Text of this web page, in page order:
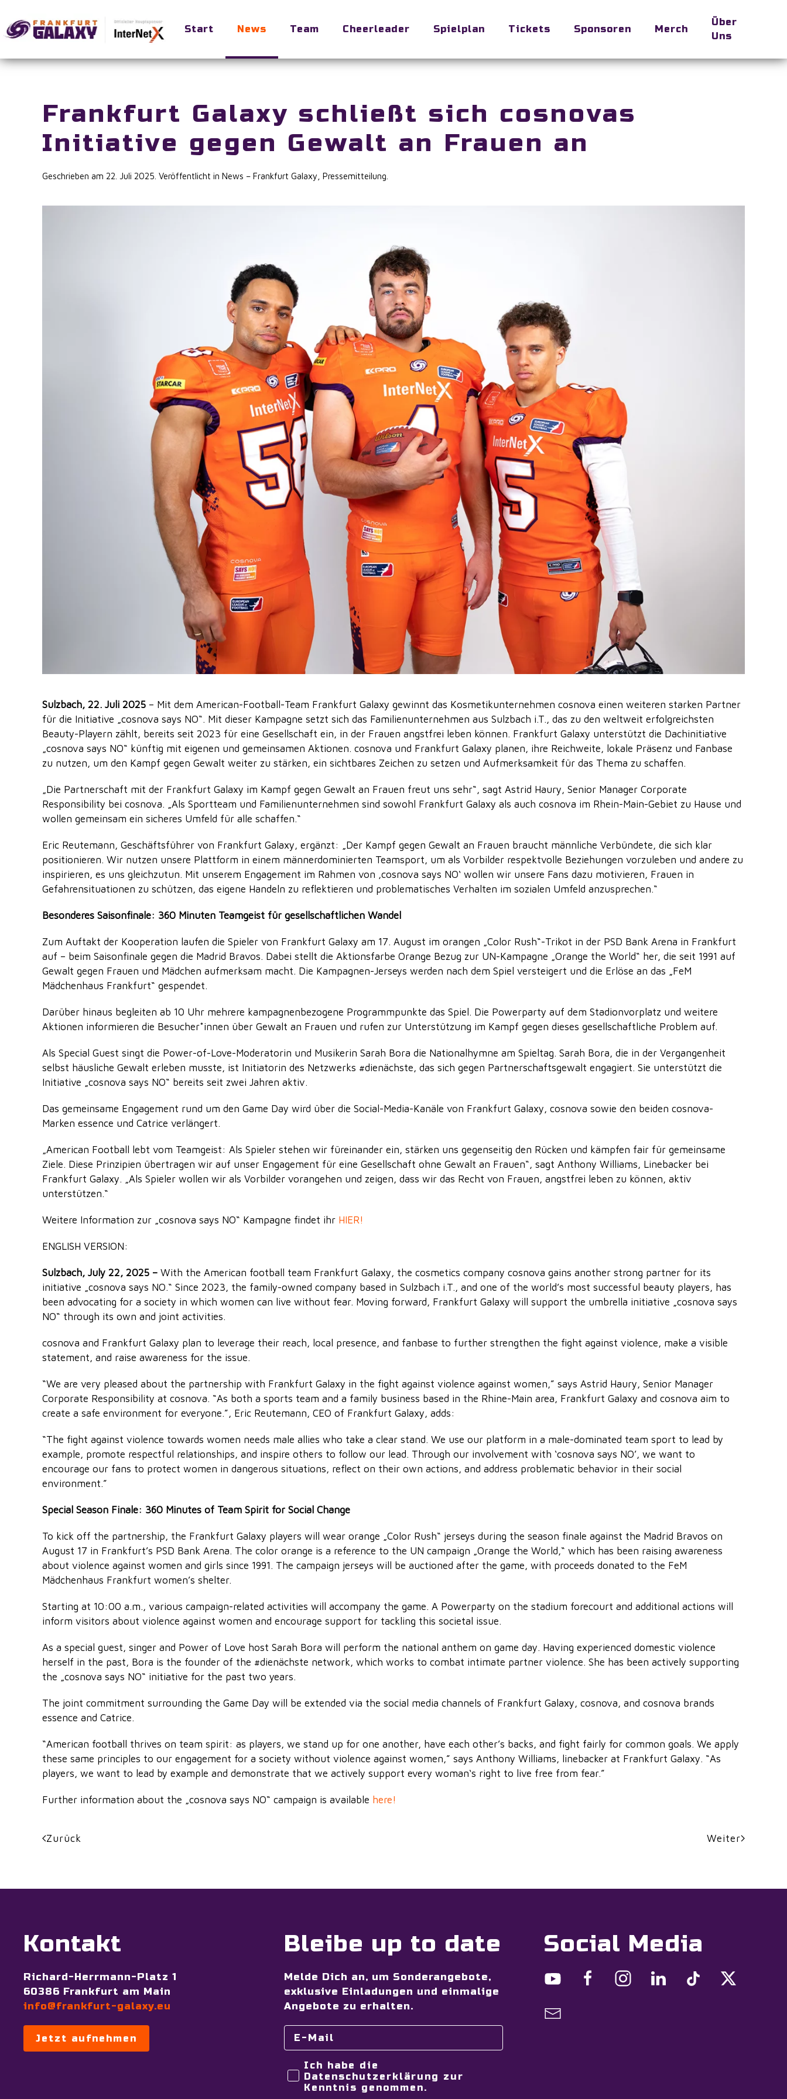
Skip to main content Start News Team Cheerleader Spielplan Tickets Sponsoren Merch
Über
Uns
Frankfurt Galaxy schließt sich cosnovas
Initiative gegen Gewalt an Frauen an
Geschrieben am 22. Juli 2025 . Veröffentlicht in News – Frankfurt Galaxy Pressemitteilung
Sulzbach, 22. Juli 2025 – Mit dem American-Football-Team Frankfurt Galaxy gewinnt das Kosmetikunternehmen cosnova einen weiteren starken Partner
für die Initiative „cosnova says NO“. Mit dieser Kampagne setzt sich das Familienunternehmen aus Sulzbach i.T., das zu den weltweit erfolgreichsten
Beauty-Playern zählt, bereits seit 2023 für eine Gesellschaft ein, in der Frauen angstfrei leben können. Frankfurt Galaxy unterstützt die Dachinitiative
„cosnova says NO“ künftig mit eigenen und gemeinsamen Aktionen. cosnova und Frankfurt Galaxy planen, ihre Reichweite, lokale Präsenz und Fanbase
zu nutzen, um den Kampf gegen Gewalt weiter zu stärken, ein sichtbares Zeichen zu setzen und Aufmerksamkeit für das Thema zu schaffen.
„Die Partnerschaft mit der Frankfurt Galaxy im Kampf gegen Gewalt an Frauen freut uns sehr“, sagt Astrid Haury, Senior Manager Corporate
Responsibility bei cosnova. „Als Sportteam und Familienunternehmen sind sowohl Frankfurt Galaxy als auch cosnova im Rhein-Main-Gebiet zu Hause und
wollen gemeinsam ein sicheres Umfeld für alle schaffen.“
Eric Reutemann, Geschäftsführer von Frankfurt Galaxy, ergänzt: „Der Kampf gegen Gewalt an Frauen braucht männliche Verbündete, die sich klar
positionieren. Wir nutzen unsere Plattform in einem männerdominierten Teamsport, um als Vorbilder respektvolle Beziehungen vorzuleben und andere zu
inspirieren, es uns gleichzutun. Mit unserem Engagement im Rahmen von ‚cosnova says NO‘ wollen wir unsere Fans dazu motivieren, Frauen in
Gefahrensituationen zu schützen, das eigene Handeln zu reflektieren und problematisches Verhalten im sozialen Umfeld anzusprechen.“
Besonderes Saisonfinale: 360 Minuten Teamgeist für gesellschaftlichen Wandel
Zum Auftakt der Kooperation laufen die Spieler von Frankfurt Galaxy am 17. August im orangen „Color Rush“-Trikot in der PSD Bank Arena in Frankfurt
auf – beim Saisonfinale gegen die Madrid Bravos. Dabei stellt die Aktionsfarbe Orange Bezug zur UN-Kampagne „Orange the World“ her, die seit 1991 auf
Gewalt gegen Frauen und Mädchen aufmerksam macht. Die Kampagnen-Jerseys werden nach dem Spiel versteigert und die Erlöse an das „FeM
Mädchenhaus Frankfurt“ gespendet.
Darüber hinaus begleiten ab 10 Uhr mehrere kampagnenbezogene Programmpunkte das Spiel. Die Powerparty auf dem Stadionvorplatz und weitere
Aktionen informieren die Besucher*innen über Gewalt an Frauen und rufen zur Unterstützung im Kampf gegen dieses gesellschaftliche Problem auf.
Als Special Guest singt die Power-of-Love-Moderatorin und Musikerin Sarah Bora die Nationalhymne am Spieltag. Sarah Bora, die in der Vergangenheit
selbst häusliche Gewalt erleben musste, ist Initiatorin des Netzwerks #dienächste, das sich gegen Partnerschaftsgewalt engagiert. Sie unterstützt die
Initiative „cosnova says NO“ bereits seit zwei Jahren aktiv.
Das gemeinsame Engagement rund um den Game Day wird über die Social-Media-Kanäle von Frankfurt Galaxy, cosnova sowie den beiden cosnova-
Marken essence und Catrice verlängert.
„American Football lebt vom Teamgeist: Als Spieler stehen wir füreinander ein, stärken uns gegenseitig den Rücken und kämpfen fair für gemeinsame
Ziele. Diese Prinzipien übertragen wir auf unser Engagement für eine Gesellschaft ohne Gewalt an Frauen“, sagt Anthony Williams, Linebacker bei
Frankfurt Galaxy. „Als Spieler wollen wir als Vorbilder vorangehen und zeigen, dass wir das Recht von Frauen, angstfrei leben zu können, aktiv
unterstützen.“
Weitere Information zur „cosnova says NO“ Kampagne findet ihr HIER!
ENGLISH VERSION:
Sulzbach, July 22, 2025 – With the American football team Frankfurt Galaxy, the cosmetics company cosnova gains another strong partner for its
initiative „cosnova says NO.“ Since 2023, the family-owned company based in Sulzbach i.T., and one of the world’s most successful beauty players, has
been advocating for a society in which women can live without fear. Moving forward, Frankfurt Galaxy will support the umbrella initiative „cosnova says
NO“ through its own and joint activities.
cosnova and Frankfurt Galaxy plan to leverage their reach, local presence, and fanbase to further strengthen the fight against violence, make a visible
statement, and raise awareness for the issue.
“We are very pleased about the partnership with Frankfurt Galaxy in the fight against violence against women,” says Astrid Haury, Senior Manager
Corporate Responsibility at cosnova. “As both a sports team and a family business based in the Rhine-Main area, Frankfurt Galaxy and cosnova aim to
create a safe environment for everyone.”, Eric Reutemann, CEO of Frankfurt Galaxy, adds:
“The fight against violence towards women needs male allies who take a clear stand. We use our platform in a male-dominated team sport to lead by
example, promote respectful relationships, and inspire others to follow our lead. Through our involvement with ‘cosnova says NO’, we want to
encourage our fans to protect women in dangerous situations, reflect on their own actions, and address problematic behavior in their social
environment.”
Special Season Finale: 360 Minutes of Team Spirit for Social Change
To kick off the partnership, the Frankfurt Galaxy players will wear orange „Color Rush“ jerseys during the season finale against the Madrid Bravos on
August 17 in Frankfurt’s PSD Bank Arena. The color orange is a reference to the UN campaign „Orange the World,“ which has been raising awareness
about violence against women and girls since 1991. The campaign jerseys will be auctioned after the game, with proceeds donated to the FeM
Mädchenhaus Frankfurt women’s shelter.
Starting at 10:00 a.m., various campaign-related activities will accompany the game. A Powerparty on the stadium forecourt and additional actions will
inform visitors about violence against women and encourage support for tackling this societal issue.
As a special guest, singer and Power of Love host Sarah Bora will perform the national anthem on game day. Having experienced domestic violence
herself in the past, Bora is the founder of the #dienächste network, which works to combat intimate partner violence. She has been actively supporting
the „cosnova says NO“ initiative for the past two years.
The joint commitment surrounding the Game Day will be extended via the social media channels of Frankfurt Galaxy, cosnova, and cosnova brands
essence and Catrice.
“American football thrives on team spirit: as players, we stand up for one another, have each other’s backs, and fight fairly for common goals. We apply
these same principles to our engagement for a society without violence against women,” says Anthony Williams, linebacker at Frankfurt Galaxy. “As
players, we want to lead by example and demonstrate that we actively support every woman‘s right to live free from fear.”
Further information about the „cosnova says NO“ campaign is available here!
Zurück Weiter
Kontakt
Richard-Herrmann-Platz 1
60386 Frankfurt am Main
info@frankfurt-galaxy.eu
Jetzt aufnehmen
Bleibe up to date
Melde Dich an, um Sonderangebote,
exklusive Einladungen und einmalige
Angebote zu erhalten.
Ich habe die
Datenschutzerklärung zur
Kenntnis genommen.
Social Media